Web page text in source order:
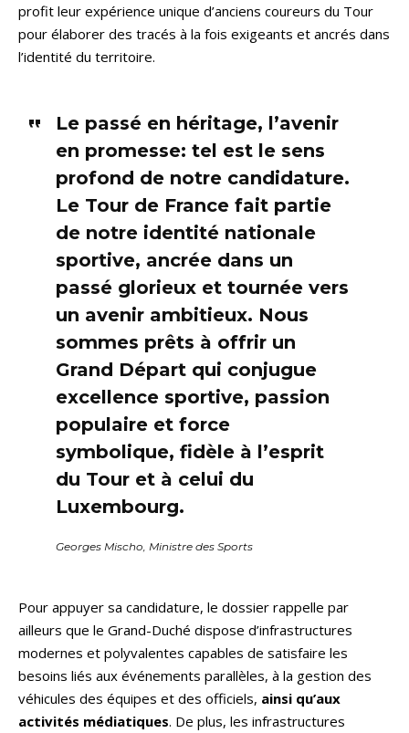
profit leur expérience unique d’anciens coureurs du Tour
pour élaborer des tracés à la fois exigeants et ancrés dans
l’identité du territoire.
Le passé en héritage, l’avenir
en promesse: tel est le sens
profond de notre candidature.
Le Tour de France fait partie
de notre identité nationale
sportive, ancrée dans un
passé glorieux et tournée vers
un avenir ambitieux. Nous
sommes prêts à offrir un
Grand Départ qui conjugue
excellence sportive, passion
populaire et force
symbolique, fidèle à l’esprit
du Tour et à celui du
Luxembourg.
Georges Mischo, Ministre des Sports
Pour appuyer sa candidature, le dossier rappelle par
ailleurs que le Grand-Duché dispose d’infrastructures
modernes et polyvalentes capables de satisfaire les
besoins liés aux événements parallèles, à la gestion des
véhicules des équipes et des officiels, ainsi qu’aux
activités médiatiques. De plus, les infrastructures